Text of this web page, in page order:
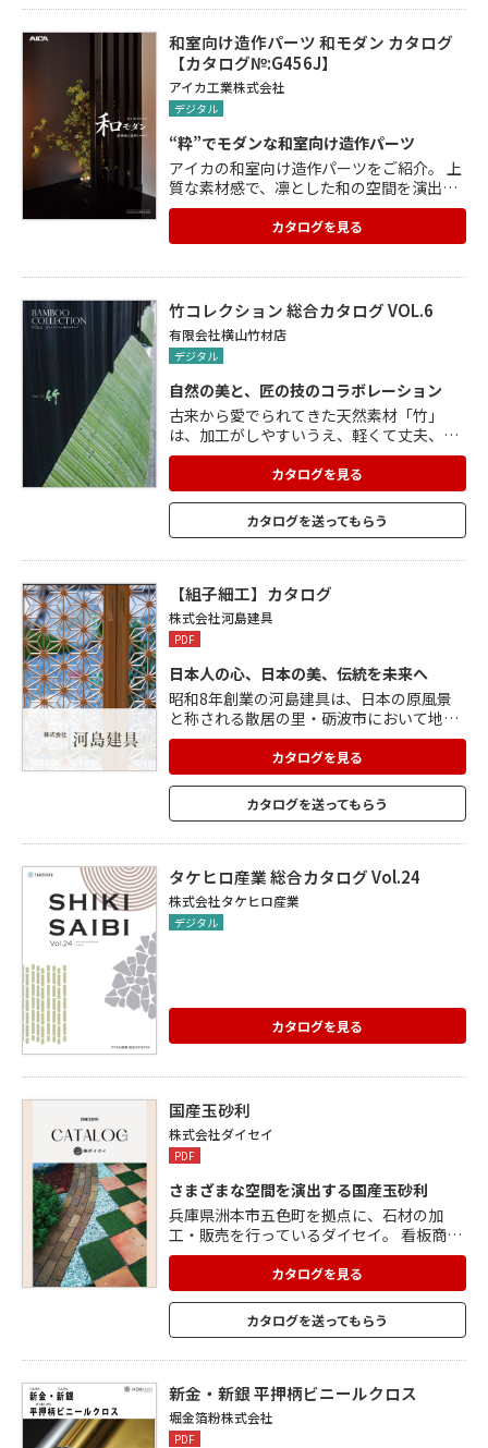
和室向け造作パーツ 和モダン カタログ
【カタログ№:G456J】
アイカ工業株式会社
デジタル
“粋”でモダンな和室向け造作パーツ
アイカの和室向け造作パーツをご紹介。 上
質な素材感で、凛とした和の空間を演出す
るメラミン部材は、伝統的な日本の美意識
や和の要素をモダンに仕上げます。 「粋
床」は本物の風合いを漂わせ、“粋”な床の
板、床柱、見切り柱、付柱などを掲載して
います。 接着剤は、「アイカ エコエコボン
ド」がおすすめ。 カタログをご希望の方は
アイカホームページからご請求ください。
https://www.aica.co.jp/mypage/login カ
タログ一覧⇒洗面化粧台・建具・収納・床
材⇒和室向け造作パーツ 和モダン カタログ
カタログを見る
竹コレクション 総合カタログ VOL.6
有限会社横山竹材店
デジタル
自然の美と、匠の技のコラボレーション
古来から愛でられてきた天然素材「竹」
は、加工がしやすいうえ、軽くて丈夫、そ
して腐食しにくいという特性をもっていま
す。 種類も豊富で、加工の仕方によって、
さまざまな表情のものを生み出すことがで
きます。 そんな竹の加工を支えているの
が、京の竹職人が脈々と受け継いできた匠
カタログを見る
カタログを送ってもらう
【組子細工】カタログ
株式会社河島建具
PDF
日本人の心、日本の美、伝統を未来へ
昭和8年創業の河島建具は、日本の原風景
と称される散居の里・砺波市において地域
に根ざした建具づくりに携わってきまし
た。 至高の建具とは、建具に正面から向き
合う心、高度な技術。 日々の鍛錬によって
生み出されるものと考えています。 手仕事
のひとつひとつに精魂込めて、丁寧につく
カタログを見る
カタログを送ってもらう
タケヒロ産業 総合カタログ Vol.24
株式会社タケヒロ産業
デジタル
カタログを見る
国産玉砂利
株式会社ダイセイ
PDF
さまざまな空間を演出する国産玉砂利
兵庫県洲本市五色町を拠点に、石材の加
工・販売を行っているダイセイ。 看板商品
である「スペシャル五⾊⽯」は自社オリジ
ナルの⾼品質化粧砂利で、自然と人の空間
を美しく調和させます。 ⾃然の芸術品のよ
うな美しさがある「みはま砂利」、落ち着
いた赤褐色や黒みがかった色合いが特徴の
「⻘⽟砂利」など、安心品質の国産玉砂利
を多数掲載しています。
カタログを見る
カタログを送ってもらう
新金・新銀 平押柄ビニールクロス
堀金箔粉株式会社
PDF